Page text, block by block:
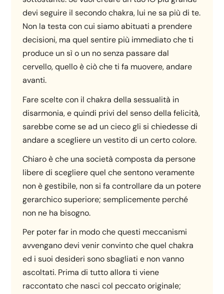
devi seguire il secondo chakra, lui ne sa più di te.
Non la testa con cui siamo abituati a prendere
decisioni, ma quel sentire più immediato che ti
produce un sì o un no senza passare dal
cervello, quello è ciò che ti fa muovere, andare
avanti.
Fare scelte con il chakra della sessualità in
disarmonia, e quindi privi del senso della felicità,
sarebbe come se ad un cieco gli si chiedesse di
andare a scegliere un vestito di un certo colore.
Chiaro è che una società composta da persone
libere di scegliere quel che sentono veramente
non è gestibile, non si fa controllare da un potere
gerarchico superiore; semplicemente perché
non ne ha bisogno.
Per poter far in modo che questi meccanismi
avvengano devi venir convinto che quel chakra
ed i suoi desideri sono sbagliati e non vanno
ascoltati. Prima di tutto allora ti viene
raccontato che nasci col peccato originale;